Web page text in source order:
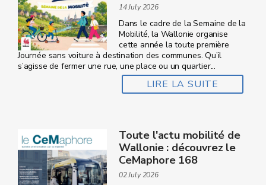
14 July 2026
Dans le cadre de la Semaine de la
Mobilité, la Wallonie organise
cette année la toute première
Journée sans voiture à destination des communes. Qu’il
s’agisse de fermer une rue, une place ou un quartier...
LIRE LA SUITE
Toute l'actu mobilité de
Wallonie : découvrez le
CeMaphore 168
02 July 2026